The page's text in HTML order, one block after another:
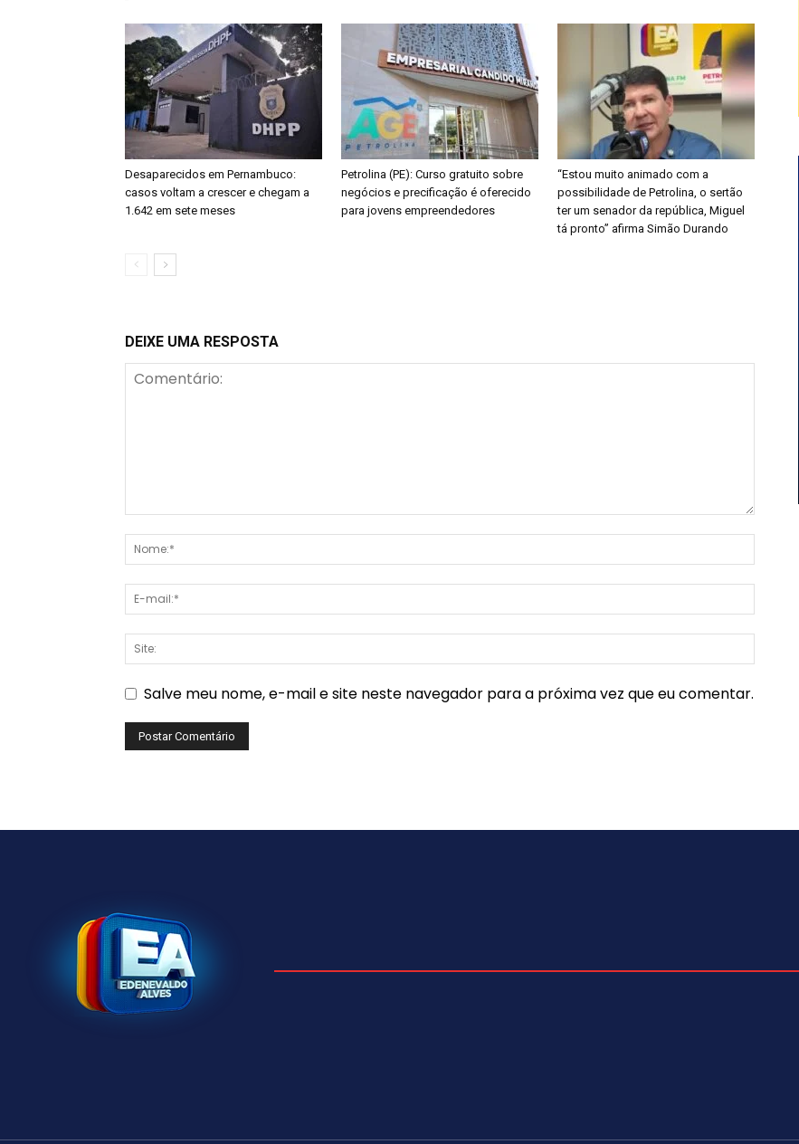
Desaparecidos em Pernambuco:
casos voltam a crescer e chegam a
1.642 em sete meses
Petrolina (PE): Curso gratuito sobre
negócios e precificação é oferecido
para jovens empreendedores
“Estou muito animado com a
possibilidade de Petrolina, o sertão
ter um senador da república, Miguel
tá pronto” afirma Simão Durando
DEIXE UMA RESPOSTA
Salve meu nome, e-mail e site neste navegador para a próxima vez que eu comentar.